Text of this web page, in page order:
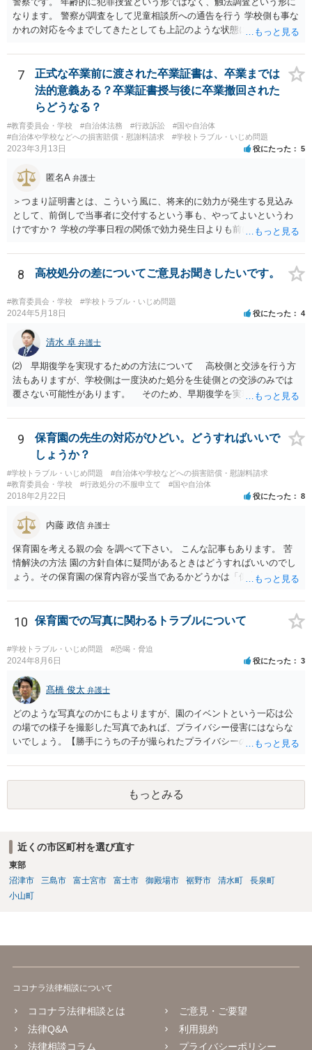
なります。 警察が調査をして児童相談所への通告を行う 学校側も事な
かれの対応を今までしてきたとしても上記のような状態になれば一定
る生徒が複数名ということであれば、 警察側も動くのではないかと思
われます。
7
正式な卒業前に渡された卒業証書は、卒業までは
法的意義ある？卒業証書授与後に卒業撤回された
らどうなる？
#教育委員会・学校 #自治体法務 #行政訴訟
#国や自治体
#自治体や学校などへの損害賠償・慰謝料請求
#学校トラブル・いじめ問題
2023年3月13日 役にたった 5
匿名A 弁護士
＞つまり証明書とは、こういう風に、将来的に効力が発生する見込み
として、前倒しで当事者に交付するという事も、やってよいというわ
けですか？ 学校の学事日程の関係で効力発生日よりも前に交付したか
でしょう。 両者をそろえるに越したことはないですが、卒業式の日程
自体は各学校によって慣例として定められることが多いですし、学籍
離脱日も、学校によって異なるようですから、そのこと自体に特に問
題はないでしょう。 ＞万一、効力発生日より前に、その効力が無効と
なる出来事が起こったとしたら、その証明書は効力を発生する事な
自然でしょう。 ただし、卒業証書自体は、通常記載されている内容
が、全課程を修了したという事実について記載されており、卒業式時
点では、そのこと自体は過去の事実として間違いないので、卒業証書
自体の無効かどうかという法的な効力を議論するものではないでしょ
う。 問題は、証書そのものではなく、在学中に何らかの問題を起こし
8 高校処分の差についてご意見お聞きしたいです。
#教育委員会・学校 #学校トラブル・いじめ問題
2024年5月18日 役にたった 4
清水 卓 弁護士
⑵ 早期復学を実現するための方法について 高校側と交渉を行う方
法もありますが、学校側は一度決めた処分を生徒側との交渉のみでは
覆さない可能性があります。 そのため、早期復学を実現するための
（なお、退学勧告に従わない場合には、一定期間の経過等をもって退
学となる等の取り扱いになっている可能性があるため、高校側に懲戒
処罰の根拠規定等を明らかにさせる必要もあるでしょう）。 申立て
に理由があると認められれば裁判所によって仮処分命令が発せられる
ことになります（早ければ申立てから１か月以内に仮処分命令を得ら
れる場合もあります）。 仮処分の審理の過程で裁判所が学校側に生
認めさせる内容の和解によって解決が図られることもあります。 い
ずれにしても、学校問題に取り組んでいる弁護士に直接相談なさって
みることもご検討下さい。
9
保育園の先生の対応がひどい。どうすればいいで
しょうか？
#学校トラブル・いじめ問題
#自治体や学校などへの損害賠償・慰謝料請求
#教育委員会・学校
#行政処分の不服申立て #国や自治体
2018年2月22日 役にたった 8
内藤 政信 弁護士
保育園を考える親の会 を調べて下さい。 こんな記事もあります。 苦
情解決の方法 園の方針自体に疑問があるときはどうすればいいのでし
ょう。その保育園の保育内容が妥当であるかどうかは「保育所保育指
だけで問題が解決できずにこじれた時には、苦情を文書にして保育園
に提出しましょう。園は保護者の苦情に耳を傾けなくてはならないと
三）。さらに苦情解決のための第三者委員を施設ごとにおくことも指
導されています。 保育園との相談や交渉で解決できない時には、区市
町村の担当課に苦情を上げることになります。また、都道府県には
「福祉サービス運営適正化委員会」が設置されています。 認可保育所
はもちろんのこと、認可外の保育施設でも補助金を受けている施設
は、市や区、都道府県などの責任の範囲内にありますから、役所も相
談に応じなくてはなりません。
10 保育園での写真に関わるトラブルについて
#学校トラブル・いじめ問題 #恐喝・脅迫
2024年8月6日 役にたった 3
髙橋 俊太 弁護士
どのような写真なのかにもよりますが、園のイベントという一応は公
の場での様子を撮影した写真であれば、プライバシー侵害にはならな
いでしょう。【勝手にうちの子が撮られたプライバシーの侵害だと保
す。仮にスマホの開示を拒否しても法的問題にはならないと考えられ
ます。
もっとみる
近くの市区町村を選び直す
東部
沼津市
三島市 富士宮市 富士市 御殿場市 裾野市 清水町
長泉町
小山町
ココナラ法律相談について
ココナラ法律相談とは
法律Q&A
法律相談コラム
ご意見・ご要望
利用規約
プライバシーポリシー